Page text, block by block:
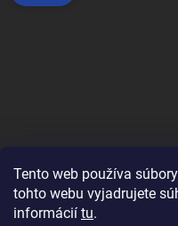
Tento web používa
tohto webu vyjadrujete
informácií tu.